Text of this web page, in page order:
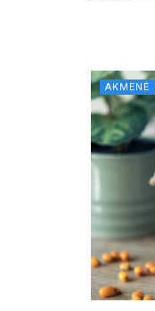
AKMENĖ